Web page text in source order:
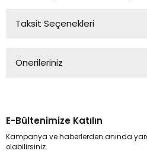
Taksit Seçenekleri
Önerileriniz
kullanarak tarafımıza iletebilirsiniz.
Görüş ve önerileriniz için teşekkür
E-Bültenimize Katılın
Kampanya ve haberlerden anında
olabilirsiniz.